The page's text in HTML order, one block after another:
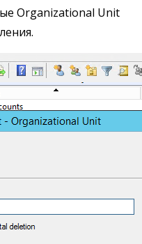
Organizational Unit